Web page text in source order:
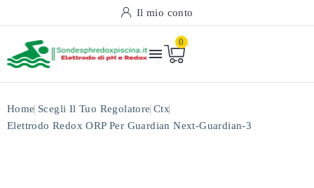
Il mio conto

0
Home Scegli Il Tuo Regolatore Ctx
Elettrodo Redox ORP Per Guardian Next-Guardian-3